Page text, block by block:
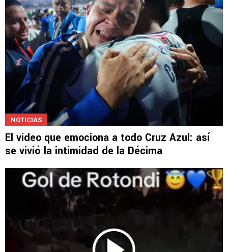
El video que emociona a todo Cruz Azul: así
se vivió la intimidad de la Décima